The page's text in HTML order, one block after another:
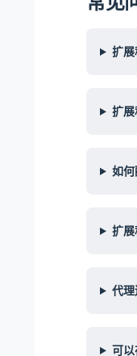
扩展
扩展
如何
扩展
代理
可以